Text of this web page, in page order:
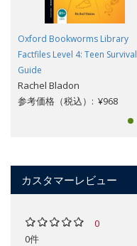
Oxford Bookworms Library
Factfiles Level 4: Teen Survival
Guide
Rachel Bladon
参考価格（税込）: ¥968
カスタマーレビュー
0
0件